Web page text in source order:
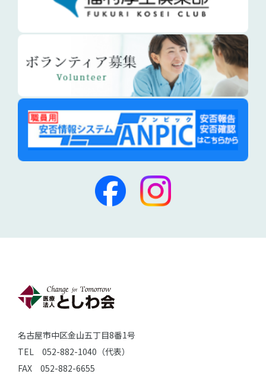
名古屋市中区金山五丁目8番1号
TEL 052-882-1040（代表）
FAX 052-882-6655